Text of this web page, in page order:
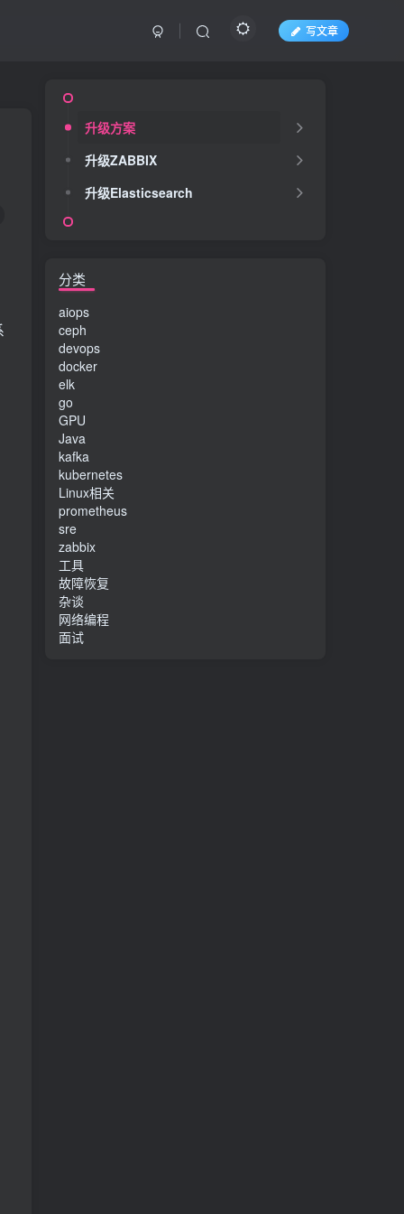
写文章
升级方案
升级ZABBIX
升级Elasticsearch
分类
aiops
ceph
devops
docker
elk
go
GPU
Java
kafka
kubernetes
Linux相关
prometheus
sre
zabbix
工具
故障恢复
杂谈
网络编程
面试